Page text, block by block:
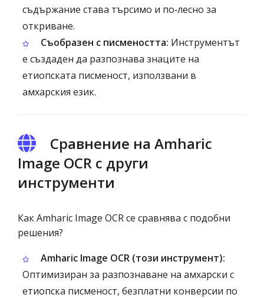
съдържание става търсимо и по‑лесно за
откриване.
Съобразен с писмеността: Инструментът
е създаден да разпознава знаците на
етиопската писменост, използвани в
амхарския език.
Сравнение на Amharic
Image OCR с други
инструменти
Как Amharic Image OCR се сравнява с подобни
решения?
Amharic Image OCR (този инструмент):
Оптимизиран за разпознаване на амхарски с
етиопска писменост, безплатни конверсии по